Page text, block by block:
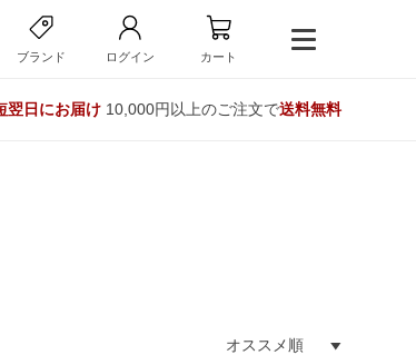
ブランド ログイン カート
翌日にお届け10,000円以上のご注文で送料無料